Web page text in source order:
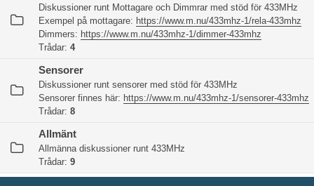
Diskussioner runt Mottagare och Dimmrar med stöd för 433MHz
Exempel på mottagare: https://www.m.nu/433mhz-1/rela-433mhz
Dimmers: https://www.m.nu/433mhz-1/dimmer-433mhz
Trådar: 4
Sensorer
Diskussioner runt sensorer med stöd för 433MHz
Sensorer finnes här: https://www.m.nu/433mhz-1/sensorer-433mhz
Trådar: 8
Allmänt
Allmänna diskussioner runt 433MHz
Trådar: 9